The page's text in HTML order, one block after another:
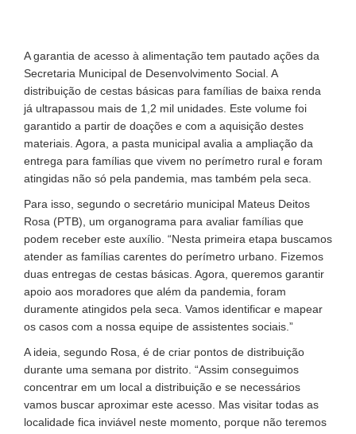
A garantia de acesso à alimentação tem pautado ações da
Secretaria Municipal de Desenvolvimento Social. A
distribuição de cestas básicas para famílias de baixa renda
já ultrapassou mais de 1,2 mil unidades. Este volume foi
garantido a partir de doações e com a aquisição destes
materiais. Agora, a pasta municipal avalia a ampliação da
entrega para famílias que vivem no perímetro rural e foram
atingidas não só pela pandemia, mas também pela seca.
Para isso, segundo o secretário municipal Mateus Deitos
Rosa (PTB), um organograma para avaliar famílias que
podem receber este auxílio. “Nesta primeira etapa buscamos
atender as famílias carentes do perímetro urbano. Fizemos
duas entregas de cestas básicas. Agora, queremos garantir
apoio aos moradores que além da pandemia, foram
duramente atingidos pela seca. Vamos identificar e mapear
os casos com a nossa equipe de assistentes sociais.”
A ideia, segundo Rosa, é de criar pontos de distribuição
durante uma semana por distrito. “Assim conseguimos
concentrar em um local a distribuição e se necessários
vamos buscar aproximar este acesso. Mas visitar todas as
localidade fica inviável neste momento, porque não teremos